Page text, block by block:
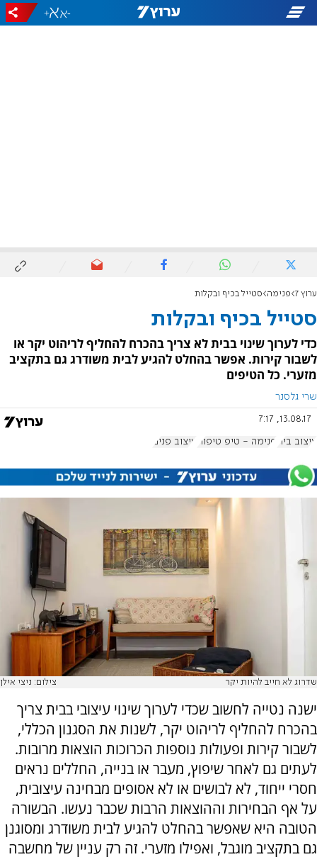
-
+
ערוץ 7 פנימה סטייל בכיף ובקלות
סטייל בכיף ובקלות
כדי לערוך שינוי בבית לא צריך בהכרח להחליף לריהוט יקר או
לשבור קירות. אפשר בהחלט להגיע לבית משודרג גם בתקציב
מזערי. כל הטיפים
שרי גלסנר
13.08.17, 7:17
עיצוב בית פנימה - טיפ טיפוח עיצוב פנים
שדרוג לא חייב להיות יקר צילום: ניצי אילן
ישנה נטייה לחשוב שכדי לערוך שינוי עיצובי בבית צריך
בהכרח להחליף לריהוט יקר, לשנות את הסגנון הכללי,
לשבור קירות ופעולות נוספות הכרוכות הוצאות מרובות.
לעתים גם לאחר שיפוץ, מעבר או בנייה, החללים נראים
חסרי ייחוד, לא לבושים או לא אסופים מבחינה עיצובית,
על אף הבחירות וההוצאות הרבות שכבר נעשו. הבשורה
הטובה היא שאפשר בהחלט להגיע לבית משודרג ומסוגנן
גם בתקציב מוגבל, ואפילו מזערי. זה רק עניין של מחשבה